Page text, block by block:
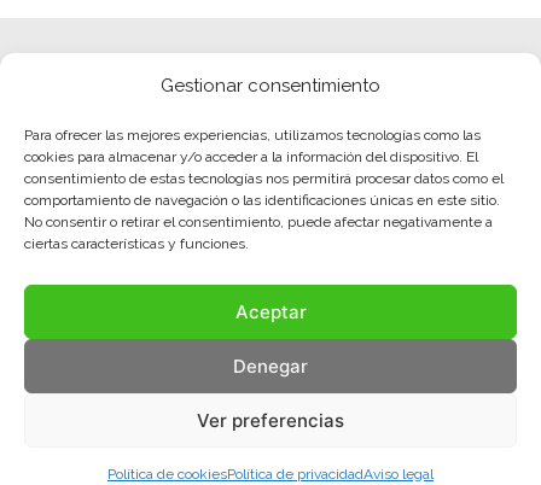
Gestionar consentimiento
Para ofrecer las mejores experiencias, utilizamos tecnologías como las
cookies para almacenar y/o acceder a la información del dispositivo. El
consentimiento de estas tecnologías nos permitirá procesar datos como el
comportamiento de navegación o las identificaciones únicas en este sitio.
No consentir o retirar el consentimiento, puede afectar negativamente a
ciertas características y funciones.
Aceptar
Denegar
Ver preferencias
Política de cookiesPolítica de privacidadAviso legal